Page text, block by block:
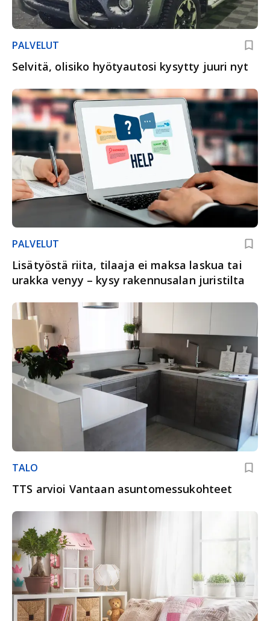
PALVELUT
Selvitä, olisiko hyötyautosi kysytty juuri nyt
PALVELUT
Lisätyöstä riita, tilaaja ei maksa laskua tai
urakka venyy – kysy rakennusalan juristilta
TALO
TTS arvioi Vantaan asuntomessukohteet